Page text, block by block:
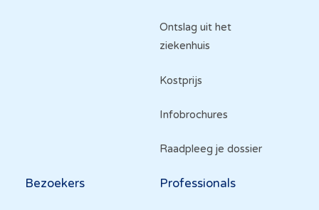
Ontslag uit het
ziekenhuis
Kostprijs
Infobrochures
Raadpleeg je dossier
Bezoekers Professionals